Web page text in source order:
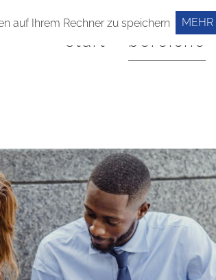
start bereiche
auf Ihrem Rechner zu speichern MEHR